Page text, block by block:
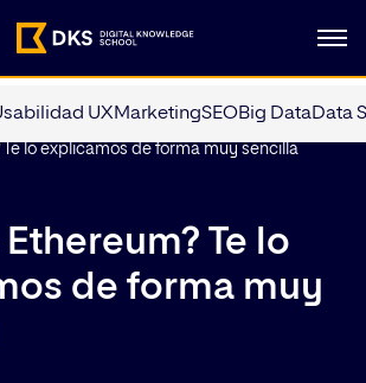
UXMarketingSEOBig DataData
Te lo
de forma muy